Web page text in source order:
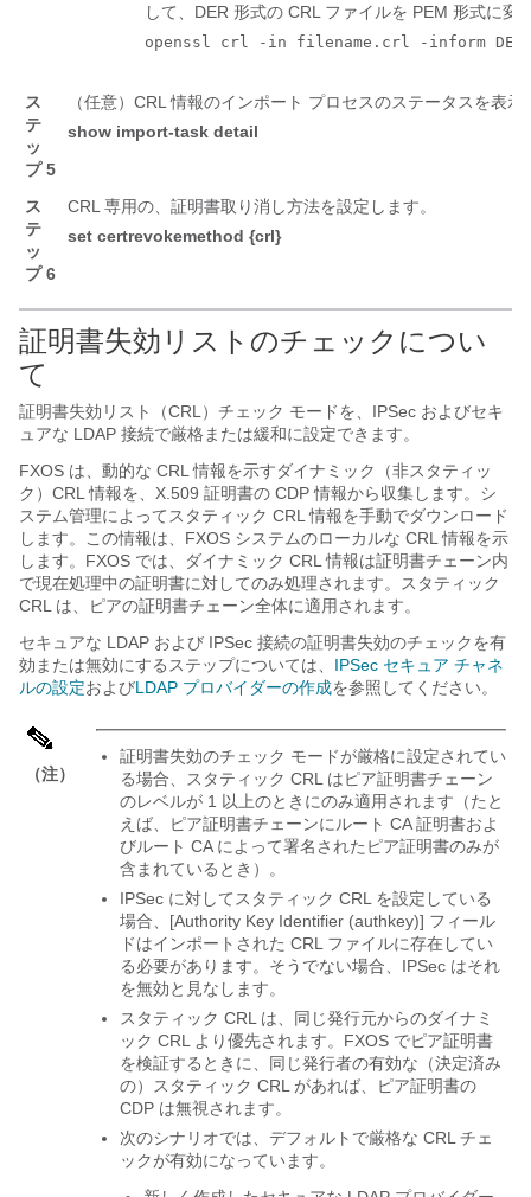
して、DER 形式の CRL ファイルを PEM 形式に変
openssl crl -in filename.crl -inform DER
ス
テ
ッ
プ 5
（任意）CRL 情報のインポート プロセスのステータスを表示
show import-task detail
ス
テ
ッ
プ 6
CRL 専用の、証明書取り消し方法を設定します。
set certrevokemethod {crl}
証明書失効リストのチェックについ
て
証明書失効リスト（CRL）チェック モードを、IPSec およびセキ
ュアな LDAP 接続で厳格または緩和に設定できます。
FXOS は、動的な CRL 情報を示すダイナミック（非スタティッ
ク）CRL 情報を、X.509 証明書の CDP 情報から収集します。シ
ステム管理によってスタティック CRL 情報を手動でダウンロード
します。この情報は、FXOS システムのローカルな CRL 情報を示
します。FXOS では、ダイナミック CRL 情報は証明書チェーン内
で現在処理中の証明書に対してのみ処理されます。スタティック
CRL は、ピアの証明書チェーン全体に適用されます。
セキュアな LDAP および IPSec 接続の証明書失効のチェックを有
効または無効にするステップについては、 IPSec セキュア チャネ
ルの設定およびLDAP プロバイダーの作成を参照してください。
（注）
証明書失効のチェック モードが厳格に設定されてい
る場合、スタティック CRL はピア証明書チェーン
のレベルが 1 以上のときにのみ適用されます（たと
えば、ピア証明書チェーンにルート CA 証明書およ
びルート CA によって署名されたピア証明書のみが
含まれているとき）。
IPSec に対してスタティック CRL を設定している
場合、[Authority Key Identifier (authkey)] フィール
ドはインポートされた CRL ファイルに存在してい
る必要があります。そうでない場合、IPSec はそれ
を無効と見なします。
スタティック CRL は、同じ発行元からのダイナミ
ック CRL より優先されます。FXOS でピア証明書
を検証するときに、同じ発行者の有効な（決定済み
の）スタティック CRL があれば、ピア証明書の
CDP は無視されます。
次のシナリオでは、デフォルトで厳格な CRL チェ
ックが有効になっています。